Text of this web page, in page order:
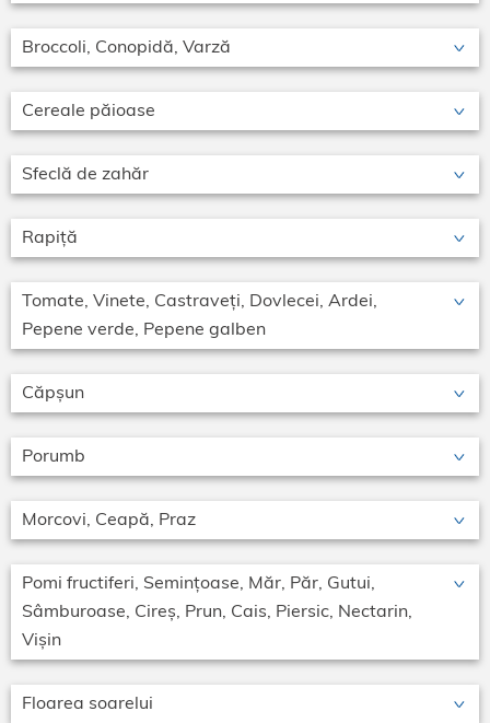
Broccoli, Conopidă, Varză
Cereale păioase
Sfeclă de zahăr
Rapiță
Tomate, Vinete, Castraveți, Dovlecei, Ardei,
Pepene verde, Pepene galben
Căpșun
Porumb
Morcovi, Ceapă, Praz
Pomi fructiferi, Semințoase, Măr, Păr, Gutui,
Sâmburoase, Cireș, Prun, Cais, Piersic, Nectarin,
Vișin
Floarea soarelui